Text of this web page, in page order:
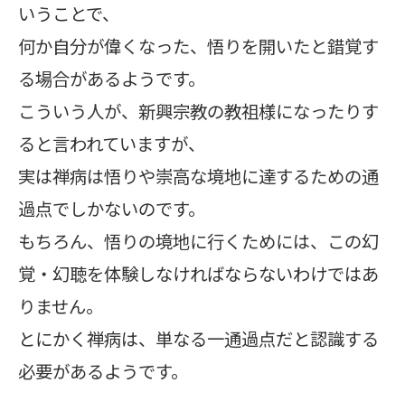
いうことで、
何か自分が偉くなった、悟りを開いたと錯覚す
る場合があるようです。
こういう人が、新興宗教の教祖様になったりす
ると言われていますが、
実は禅病は悟りや崇高な境地に達するための通
過点でしかないのです。
もちろん、悟りの境地に行くためには、この幻
覚・幻聴を体験しなければならないわけではあ
りません。
とにかく禅病は、単なる一通過点だと認識する
必要があるようです。